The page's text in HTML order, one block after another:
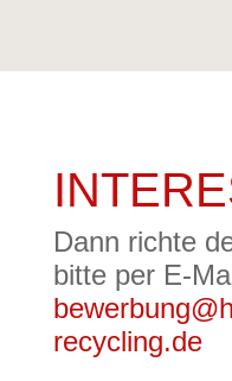
Dann richte
bitte per E-
recycling.de